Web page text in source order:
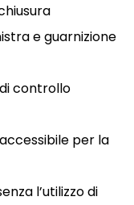
e guarnizione
controllo
per la
l’utilizzo di